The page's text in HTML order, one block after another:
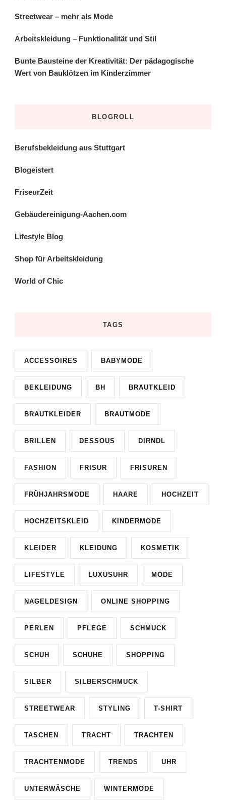
Streetwear – mehr als Mode
Arbeitskleidung – Funktionalität und Stil
Bunte Bausteine der Kreativität: Der pädagogische
Wert von Bauklötzen im Kinderzimmer
BLOGROLL
Berufsbekleidung aus Stuttgart
Blogeistert
FriseurZeit
Gebäudereinigung-Aachen.com
Lifestyle Blog
Shop für Arbeitskleidung
World of Chic
TAGS
ACCESSOIRES BABYMODE
BEKLEIDUNG BH BRAUTKLEID
BRAUTKLEIDER BRAUTMODE
BRILLEN DESSOUS DIRNDL
FASHION FRISUR FRISUREN
FRÜHJAHRSMODE HAARE HOCHZEIT
HOCHZEITSKLEID KINDERMODE
KLEIDER KLEIDUNG KOSMETIK
LIFESTYLE LUXUSUHR MODE
NAGELDESIGN ONLINE SHOPPING
PERLEN PFLEGE SCHMUCK
SCHUH SCHUHE SHOPPING
SILBER SILBERSCHMUCK
STREETWEAR STYLING T-SHIRT
TASCHEN TRACHT TRACHTEN
TRACHTENMODE TRENDS UHR
UNTERWÄSCHE WINTERMODE